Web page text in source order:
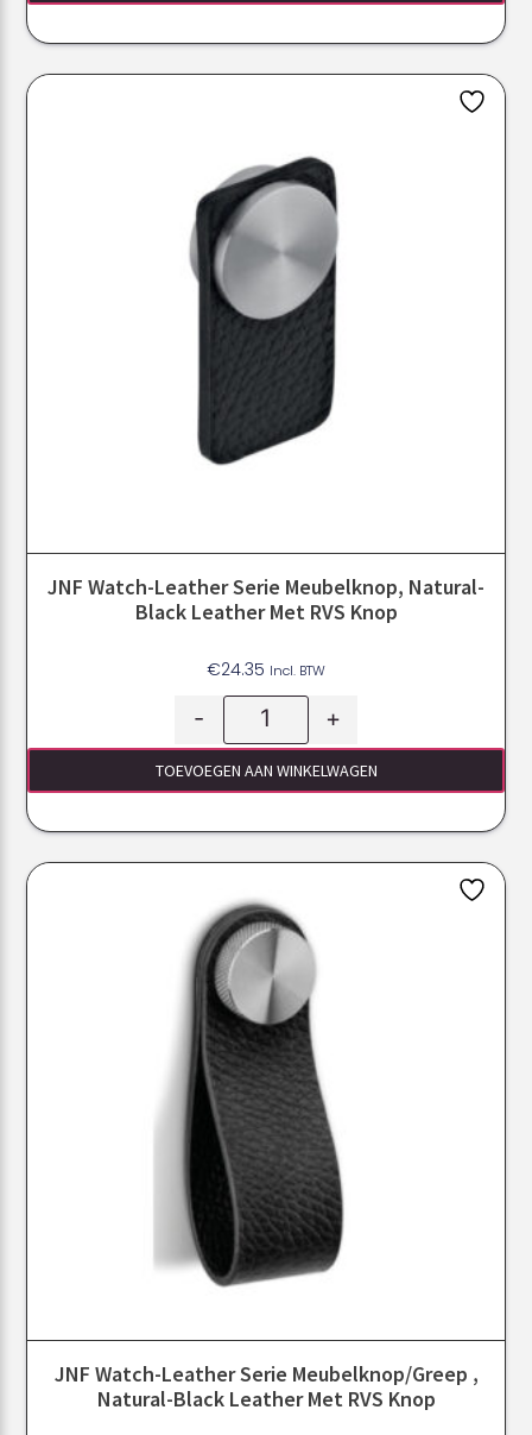
JNF Watch-Leather Serie Meubelknop, Natural-
Black Leather Met RVS Knop
€24.35 Incl. BTW
- +
TOEVOEGEN AAN WINKELWAGEN
JNF Watch-Leather Serie Meubelknop/greep ,
Natural-Black Leather Met RVS Knop